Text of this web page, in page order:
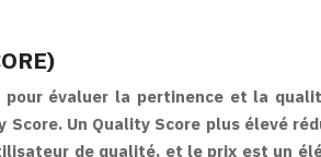
évaluer la pertinence et la
Un Quality Score plus élevé
de qualité, et le prix est un